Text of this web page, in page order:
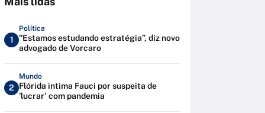
1
Política
"Estamos estudando estratégia”, diz novo
advogado de Vorcaro
2
Mundo
Flórida intima Fauci por suspeita de
'lucrar' com pandemia